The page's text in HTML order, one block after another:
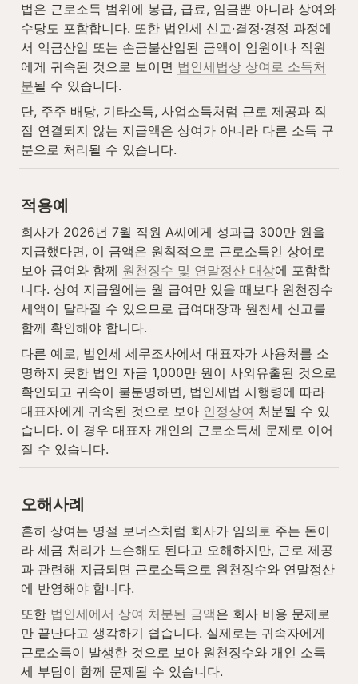
법은 근로소득 범위에 봉급, 급료, 임금뿐 아니라 상여와
수당도 포함합니다. 또한 법인세 신고·결정·경정 과정에
서 익금산입 또는 손금불산입된 금액이 임원이나 직원
에게 귀속된 것으로 보이면 법인세법상 상여로 소득처
분될 수 있습니다.
단, 주주 배당, 기타소득, 사업소득처럼 근로 제공과 직
접 연결되지 않는 지급액은 상여가 아니라 다른 소득 구
분으로 처리될 수 있습니다.
적용예
회사가 2026년 7월 직원 A씨에게 성과급 300만 원을
지급했다면, 이 금액은 원칙적으로 근로소득인 상여로
보아 급여와 함께 원천징수 및 연말정산 대상에 포함합
니다. 상여 지급월에는 월 급여만 있을 때보다 원천징수
세액이 달라질 수 있으므로 급여대장과 원천세 신고를
함께 확인해야 합니다.
다른 예로, 법인세 세무조사에서 대표자가 사용처를 소
명하지 못한 법인 자금 1,000만 원이 사외유출된 것으로
확인되고 귀속이 불분명하면, 법인세법 시행령에 따라
대표자에게 귀속된 것으로 보아 인정상여 처분될 수 있
습니다. 이 경우 대표자 개인의 근로소득세 문제로 이어
질 수 있습니다.
오해사례
흔히 상여는 명절 보너스처럼 회사가 임의로 주는 돈이
라 세금 처리가 느슨해도 된다고 오해하지만, 근로 제공
과 관련해 지급되면 근로소득으로 원천징수와 연말정산
에 반영해야 합니다.
또한 법인세에서 상여 처분된 금액은 회사 비용 문제로
만 끝난다고 생각하기 쉽습니다. 실제로는 귀속자에게
근로소득이 발생한 것으로 보아 원천징수와 개인 소득
세 부담이 함께 문제될 수 있습니다.